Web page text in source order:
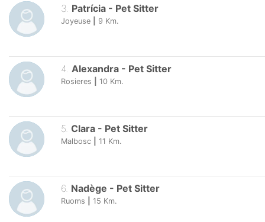
3. Patrícia - Pet Sitter
Joyeuse 9 Km.
4 Alexandra - Pet Sitter
Rosieres 10 Km.
5 Clara - Pet Sitter
Malbosc 11 Km.
6. Nadège - Pet Sitter
Ruoms 15 Km.